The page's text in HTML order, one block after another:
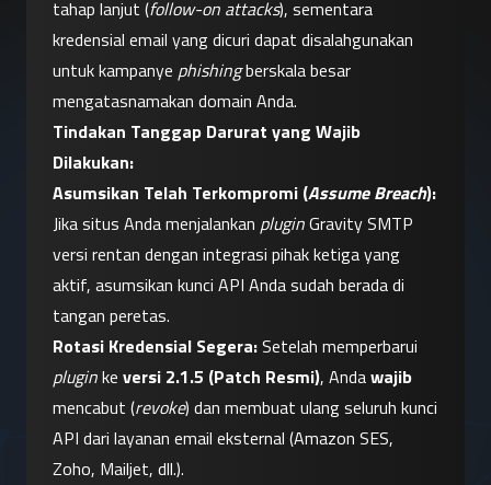
tahap lanjut (follow-on attacks), sementara
kredensial email yang dicuri dapat disalahgunakan
untuk kampanye phishing berskala besar
mengatasnamakan domain Anda.
Tindakan Tanggap Darurat yang Wajib
Dilakukan:
Asumsikan Telah Terkompromi (Assume Breach):
Jika situs Anda menjalankan plugin Gravity SMTP
versi rentan dengan integrasi pihak ketiga yang
aktif, asumsikan kunci API Anda sudah berada di
tangan peretas.
Rotasi Kredensial Segera:
plugin ke versi 2.1.5 (Patch Resmi), Anda wajib
mencabut (revoke) dan membuat ulang seluruh kunci
API dari layanan email eksternal (Amazon SES,
Zoho, Mailjet, dll.).